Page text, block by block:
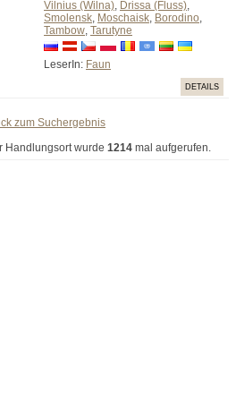
Vilnius (Wilna), Drissa (Fluss),
Smolensk, Moschaisk, Borodino,
Tambow, Tarutyne
LeserIn: Faun
DETAILS
zum Suchergebnis
Handlungsort wurde 1214 mal aufgerufen.